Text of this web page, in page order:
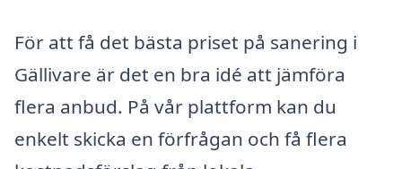
För att få det bästa priset på sanering i
Gällivare är det en bra idé att jämföra
flera anbud. På vår plattform kan du
enkelt skicka en förfrågan och få flera